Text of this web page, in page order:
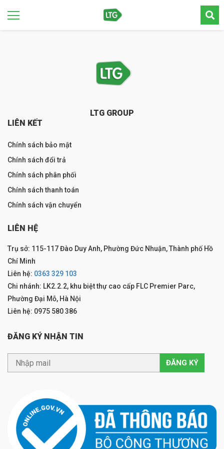
LTG GROUP
LIÊN KẾT
Chính sách bảo mật
Chính sách đổi trả
Chính sách phân phối
Chính sách thanh toán
Chính sách vận chuyển
LIÊN HỆ
Trụ sở: 115-117 Đào Duy Anh, Phường Đức Nhuận, Thành phố Hồ
Chí Minh
Liên hệ: 0363 329 103
Chi nhánh: LK2.2.2, khu biệt thự cao cấp FLC Premier Parc,
Phường Đại Mỗ, Hà Nội
Liên hệ: 0975 580 386
ĐĂNG KÝ NHẬN TIN